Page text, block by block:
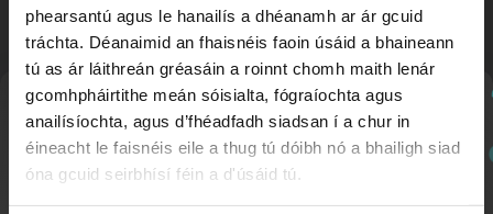
phearsantú agus le hanailís a dhéanamh ar ár gcuid
tráchta. Déanaimid an fhaisnéis faoin úsáid a bhaineann
tú as ár láithreán gréasáin a roinnt chomh maith lenár
gcomhpháirtithe meán sóisialta, fógraíochta agus
anailísíochta, agus d’fhéadfadh siadsan í a chur in
éineacht le faisnéis eile a thug tú dóibh nó a bhailigh siad
óna gcuid seirbhísí féin a d'úsáid tú.
Slé Anois go Cúramach
Clár 2
Nuachtlitir